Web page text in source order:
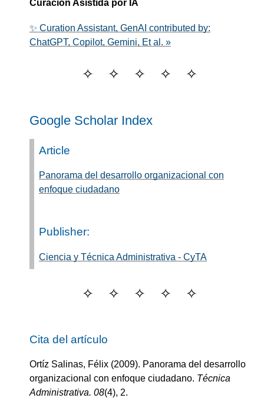
Curación Asistida por IA
✨ Curation Assistant, GenAI contributed by:
ChatGPT, Copilot, Gemini, Et al. »
Google Scholar Index
Article
Panorama del desarrollo organizacional con
enfoque ciudadano
Publisher:
Ciencia y Técnica Administrativa - CyTA
Cita del artículo
Ortíz Salinas, Félix (2009). Panorama del desarrollo
organizacional con enfoque ciudadano. Técnica
Administrativa. 08(4), 2.